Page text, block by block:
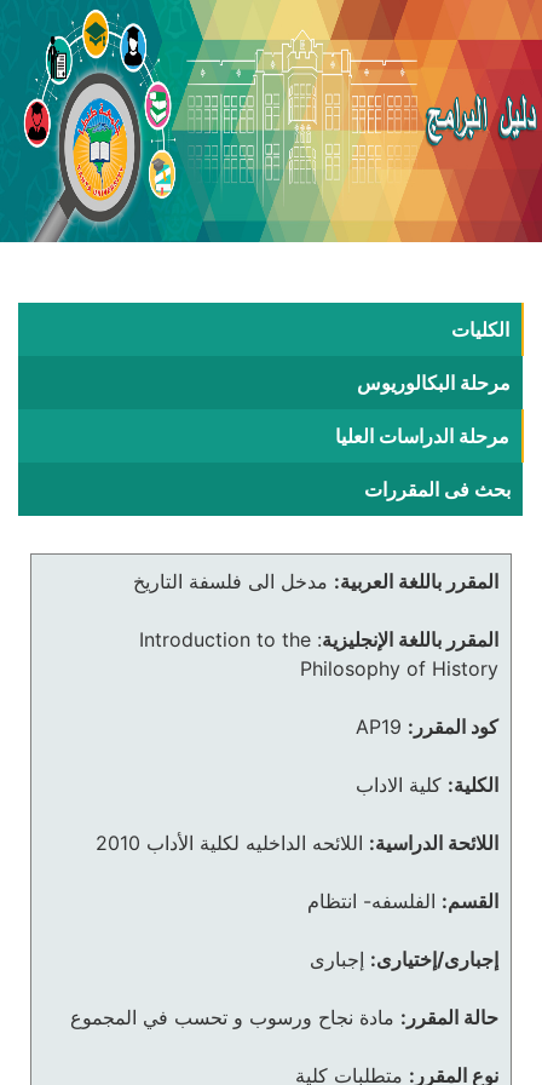
الكليات
مرحلة البكالوريوس
مرحلة الدراسات العليا
بحث فى المقررات
المقرر باللغة العربية: مدخل الى فلسفة التاريخ
المقرر باللغة الإنجليزية:
Introduction to the
Philosophy of History
كود المقرر: AP19
الكلية: كلية الاداب
اللائحة الدراسية: اللائحه الداخليه لكلية الأداب 2010
القسم: الفلسفه- انتظام
إجبارى/إختيارى: إجبارى
حالة المقرر: مادة نجاح ورسوب و تحسب في المجموع
نوع المقرر: متطلبات كلية